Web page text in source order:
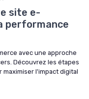
site e-
performance
avec une approche
Découvrez les étapes
maximiser l'impact digital